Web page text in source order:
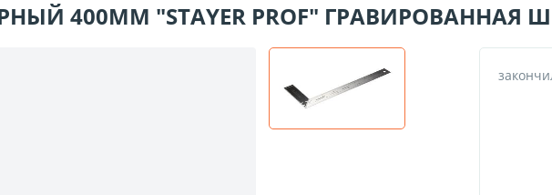
400ММ "STAYER PROF" ГРАВИРОВАННАЯ